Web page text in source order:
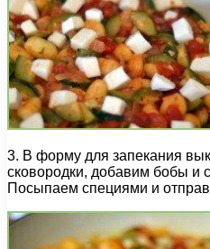
3. В форму для запекания
сковородки, добавим бобы и
Посыпаем специями и